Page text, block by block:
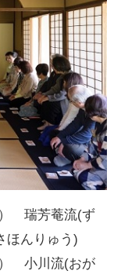
瑞芳菴流(ず
ほんりゅう)
小川流(おが